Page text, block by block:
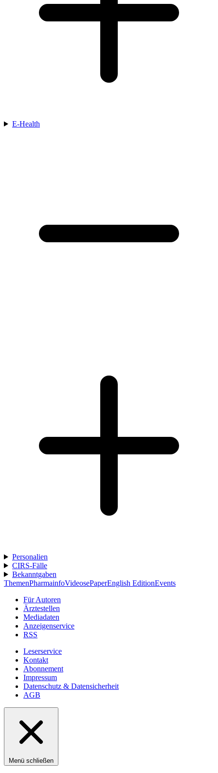
E-Health
Personalien
CIRS-Fälle
Bekanntgaben
ThemenPharmainfoVideosePaperEnglish EditionEvents
Für Autoren
Ärztestellen
Mediadaten
Anzeigenservice
RSS
Leserservice
Kontakt
Abonnement
Impressum
Datenschutz & Datensicherheit
AGB
Menü schließen